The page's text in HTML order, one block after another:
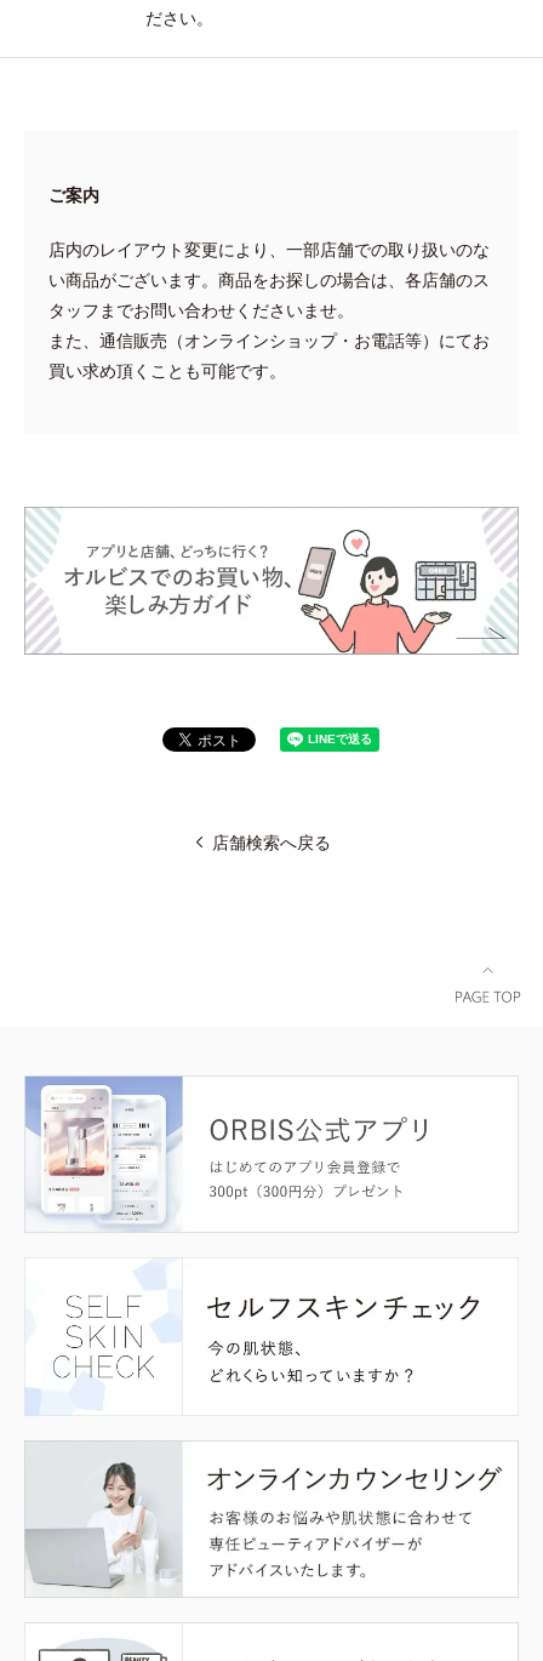
ださい。
ご案内
店内のレイアウト変更により、一部店舗での取り扱いのな
い商品がございます。商品をお探しの場合は、各店舗のス
タッフまでお問い合わせくださいませ。
また、通信販売（オンラインショップ・お電話等）にてお
買い求め頂くことも可能です。
店舗検索へ戻る